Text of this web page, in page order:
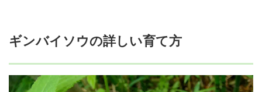
ギンバイソウの詳しい育て方